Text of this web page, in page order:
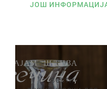
ЈОШ
вести,